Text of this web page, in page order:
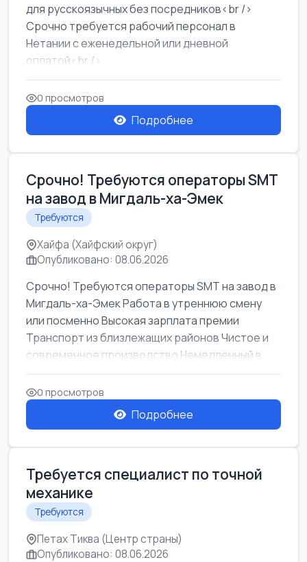
для русскоязычных без посредников<br />
Срочно требуется рабочий персонал в
Нетании с еженедельной или дневной
оплатой<br />
Свежие вакансии в Нетании дл...
0 просмотров
Подробнее
Срочно! Требуются операторы SMT
на завод в Мигдаль-ха-Эмек
Требуются
Хайфа (Хайфский округ)
Опубликовано: 08.06.2026
Срочно! Требуются операторы SMT на завод в
Мигдаль-ха-Эмек Работа в утреннюю смену
или посменно Высокая зарплата премии
Транспорт из близлежащих районов Чистое и
современное производство Немедленный в...
0 просмотров
Подробнее
Требуется специалист по точной
механике
Требуются
Петах Тиква (Центр страны)
Опубликовано: 08.06.2026